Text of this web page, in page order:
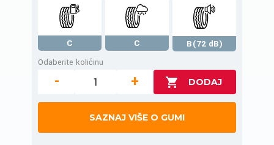
C C
B(72 dB)
Odaberite količinu
- +
SAZNAJ VIŠE O GUMI